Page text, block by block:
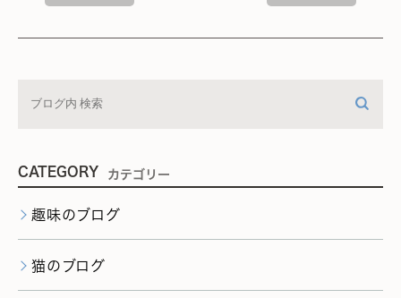
CATEGORY カテゴリー
趣味のブログ
猫のブログ